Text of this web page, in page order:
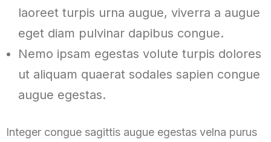
laoreet turpis urna augue, viverra a augue
eget diam pulvinar dapibus congue.
Nemo ipsam egestas volute turpis dolores
ut aliquam quaerat sodales sapien congue
augue egestas.
Integer congue sagittis augue egestas velna purus